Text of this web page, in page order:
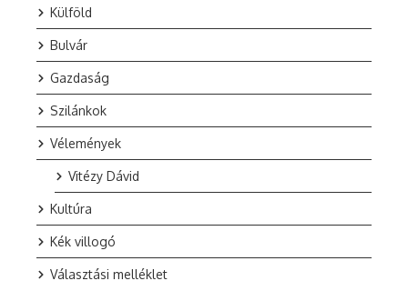
Külföld
Bulvár
Gazdaság
Szilánkok
Vélemények
Vitézy Dávid
Kultúra
Kék villogó
Választási melléklet